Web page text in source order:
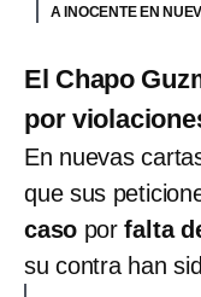
A INOCENTE EN
El Chapo
por
En nuevas
que sus
caso porfalta
su contra han